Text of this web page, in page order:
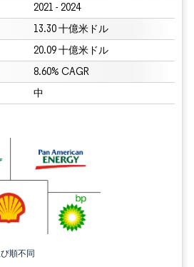
2021 - 2024
13.30 十億米ドル
20.09 十億米ドル
8.60% CAGR
中
順不同
再利用にはCC BY 4.0の表示が必要です。